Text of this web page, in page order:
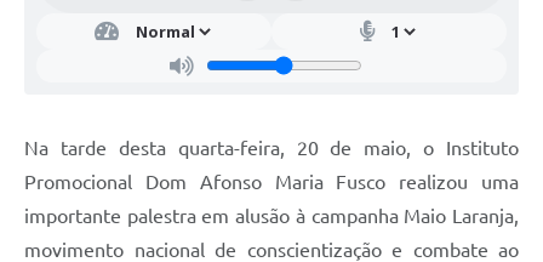
Na tarde desta quarta-feira, 20 de maio, o Instituto
Promocional Dom Afonso Maria Fusco realizou uma
importante palestra em alusão à campanha Maio Laranja,
movimento nacional de conscientização e combate ao